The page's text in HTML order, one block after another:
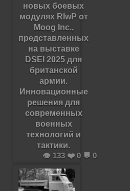
новых боевых
модулях RIwP от
Moog Inc.,
представленных
на выставке
DSEI 2025 для
британской
армии.
Инновационные
решения для
современных
военных
технологий и
тактики.
👁️ 133 ❤️ 0 💬 0